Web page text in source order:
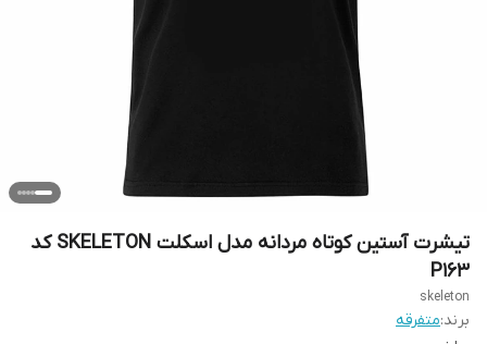
تیشرت آستین کوتاه مردانه مدل اسکلت SKELETON کد
P163
skeleton
برند:متفرقه